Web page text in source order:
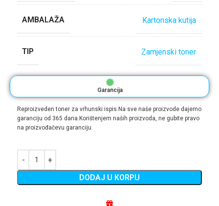
AMBALAŽA Kartonska kutija
TIP Zamjenski toner
Garancija
Reproizveden toner za vrhunski ispis.Na sve naše proizvode dajemo
garanciju od 365 dana.Korištenjem naših proizvoda, ne gubite pravo
na proizvođačevu garanciju.
DODAJ U KORPU